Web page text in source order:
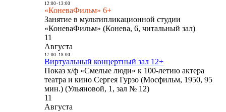
12:00- 13:00
«КоневаФильм» 6+
Занятие в мультипликационной студии
«КоневаФильм» (Конева, 6, читальный зал)
11
Августа
17:00- 18:00
Виртуальный концертный зал 12+
Показ х/ф «Смелые люди» к 100-летию актера
театра и кино Сергея Гурзо (Мосфильм, 1950, 95
мин.) (Ульяновой, 1, зал № 12)
11
Августа